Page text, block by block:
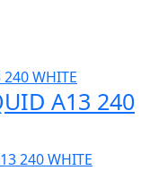
A13 240
240 WHITE